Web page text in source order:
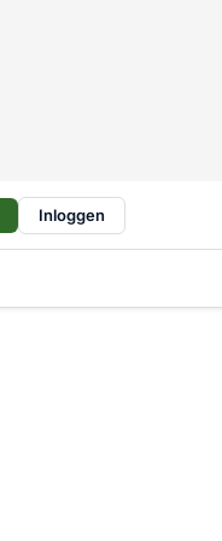
Inloggen